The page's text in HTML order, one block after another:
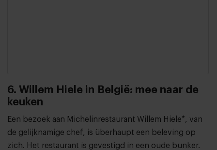
6. Willem Hiele in België: mee naar de
keuken
Een bezoek aan Michelinrestaurant Willem Hiele*, van
de gelijknamige chef, is überhaupt een beleving op
zich. Het restaurant is gevestigd in een oude bunker.